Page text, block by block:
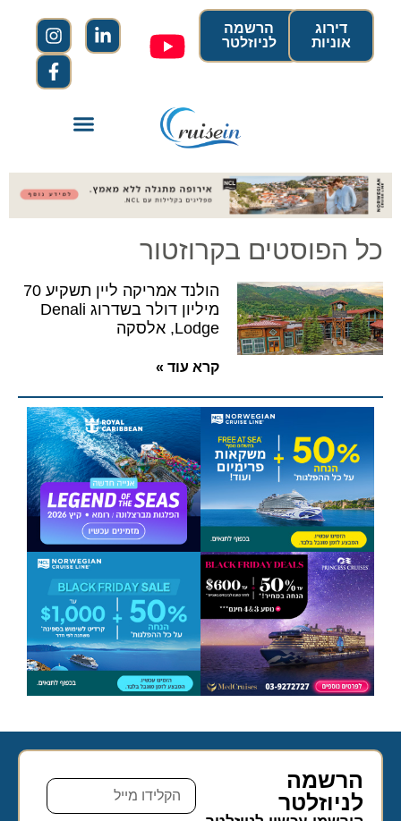
הרשמה
לניוזלטר
דירוג
אוניות
כל הפוסטים בקרוזטור
הולנד אמריקה ליין תשקיע 70
מיליון דולר בשדרוג Denali
Lodge, אלסקה
קרא עוד »
הרשמה
לניוזלטר​